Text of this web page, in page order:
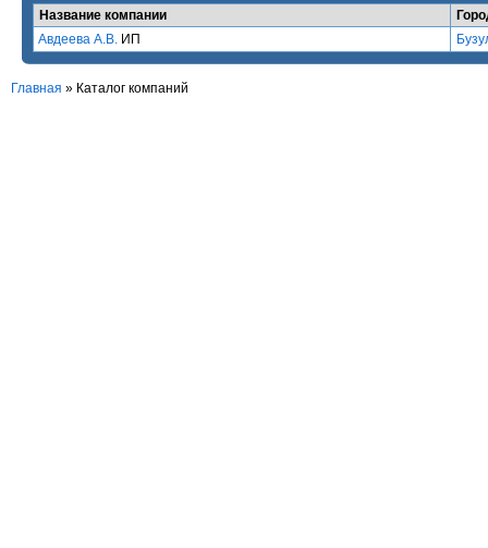
Название компании
Авдеева А.В. ИП
Главная » Каталог компаний